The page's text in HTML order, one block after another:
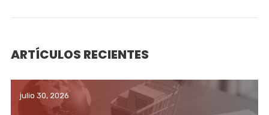
ARTÍCULOS RECIENTES
julio 30, 2026